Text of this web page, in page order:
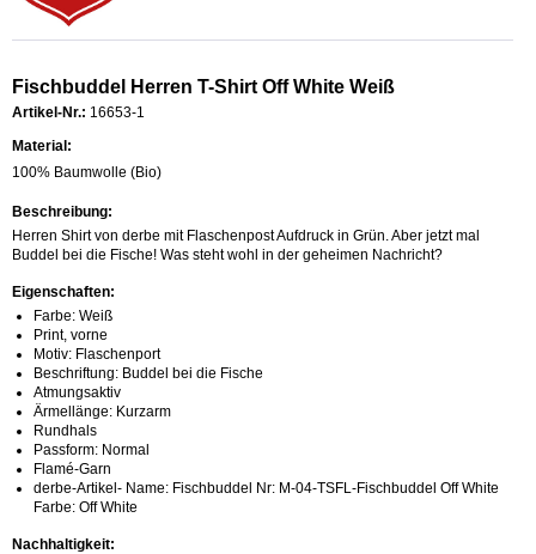
Fischbuddel Herren T-Shirt Off White Weiß
Artikel-Nr.: 16653-1
Material:
100% Baumwolle (Bio)
Beschreibung:
Herren Shirt von derbe mit Flaschenpost Aufdruck in Grün. Aber jetzt mal
Buddel bei die Fische! Was steht wohl in der geheimen Nachricht?
Eigenschaften:
Farbe: Weiß
Print, vorne
Motiv: Flaschenport
Beschriftung: Buddel bei die Fische
Atmungsaktiv
Ärmellänge: Kurzarm
Rundhals
Passform: Normal
Flamé-Garn
derbe-Artikel- Name: Fischbuddel Nr: M-04-TSFL-Fischbuddel Off White
Farbe: Off White
Nachhaltigkeit: